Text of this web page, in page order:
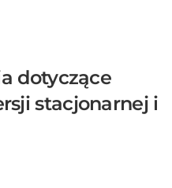
dotyczące
stacjonarnej i